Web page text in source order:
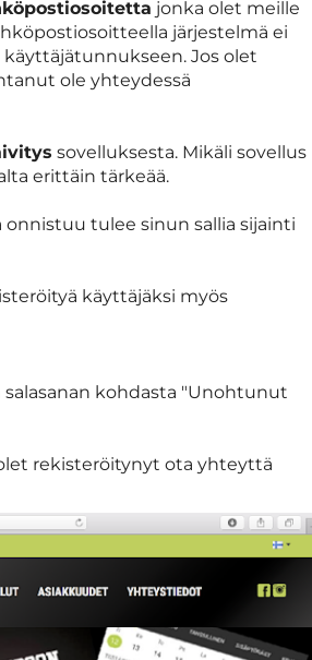
jonka olet meille
järjestelmä ei
käyttäjätunnukseen. Jos olet
ole yhteydessä
sovelluksesta. Mikäli sovellus
erittäin tärkeää.
tulee sinun sallia sijainti
käyttäjäksi myös
kohdasta "Unohtunut
rekisteröitynyt ota yhteyttä